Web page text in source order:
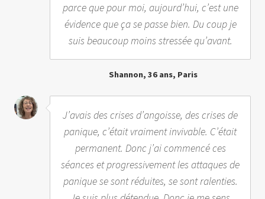
parce que pour moi, aujourd’hui, c’est une
évidence que ça se passe bien. Du coup je
suis beaucoup moins stressée qu’avant.
Shannon, 36 ans, Paris
J’avais des crises d’angoisse, des crises de
panique, c’était vraiment invivable. C’était
permanent. Donc j’ai commencé ces
séances et progressivement les attaques de
panique se sont réduites, se sont ralenties.